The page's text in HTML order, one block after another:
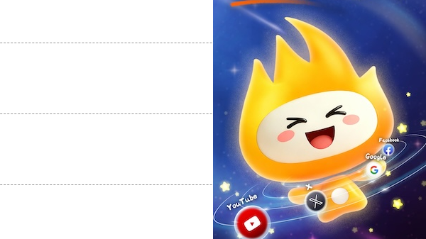
支持
反对 [0]
支持[0] 反对[0]